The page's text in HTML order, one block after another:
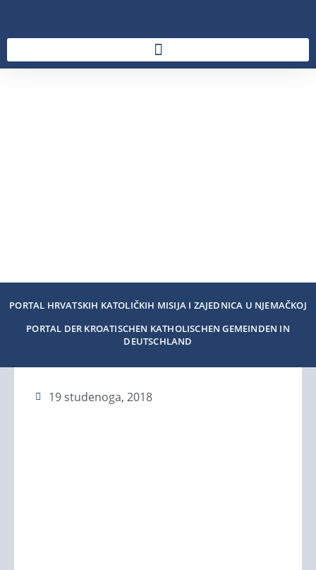
PORTAL HRVATSKIH KATOLIČKIH MISIJA I ZAJEDNICA U NJEMAČKOJ
PORTAL DER KROATISCHEN KATHOLISCHEN GEMEINDEN IN
DEUTSCHLAND
19 studenoga, 2018